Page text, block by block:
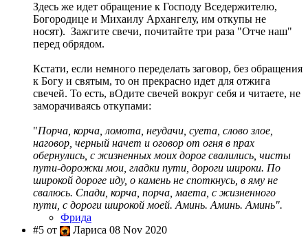
Здесь же идет обращение к Господу Вседержителю,
Богородице и Михаилу Архангелу, им откупы не
носят). Зажгите свечи, почитайте три раза "Отче наш"
перед обрядом.
Кстати, если немного переделать заговор, без обращения
к Богу и святым, то он прекрасно идет для отжига
свечей. То есть, вОдите свечей вокруг себя и читаете, не
заморачиваясь откупами:
"Порча, корча, ломота, неудачи, суета, слово злое,
наговор, черный начет и оговор от огня в прах
обернулись, с жизненных моих дорог свалились, чисты
пути-дорожки мои, гладки пути, дороги широки. По
широкой дороге иду, о камень не споткнусь, в яму не
свалюсь. Спади, корча, порча, маета, с жизненного
пути, с дороги широкой моей. Аминь. Аминь. Аминь".
Фрида
#5 от
Лариса 08 Nov 2020